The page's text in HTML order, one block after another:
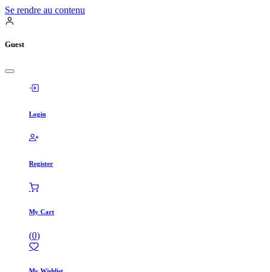
Se rendre au contenu
Guest
Login
Register
My Cart
(0)